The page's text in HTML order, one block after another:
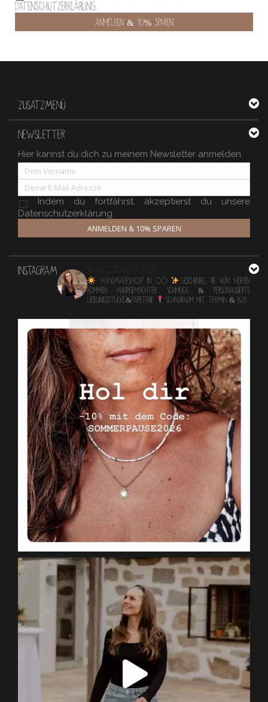
Datenschutzerklärung.
ZUSATZMENÜ
NEWSLETTER
Hier kannst du dich zu meinem Newsletter anmelden.
Indem du fortfährst, akzeptierst du unsere
Datenschutzerklärung.
ANMELDEN & 10% SPAREN
INSTAGRAM
HANDMADESHOP in OÖ
Geschenke, die von Herzen
kommen Handgemachter Schmuck & personalisierte
Lieblingsstücke&Papeterie
Schauraum mit TERMIN & B2B